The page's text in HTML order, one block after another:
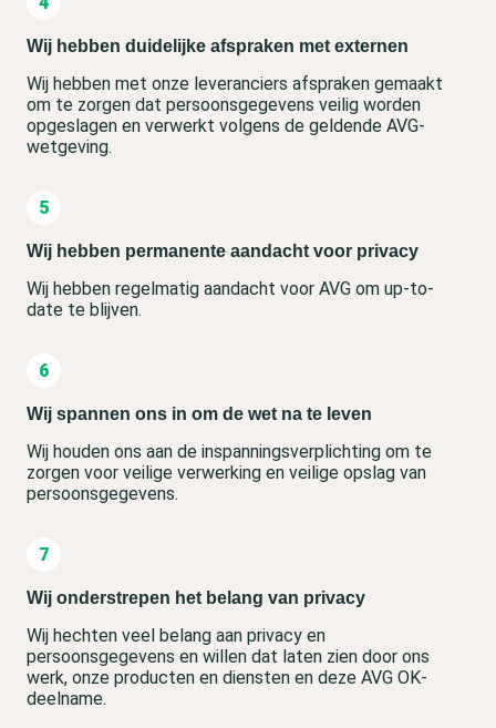
Wij hebben duidelijke afspraken met externen
Wij hebben met onze leveranciers afspraken gemaakt
om te zorgen dat persoonsgegevens veilig worden
opgeslagen en verwerkt volgens de geldende AVG-
wetgeving.
Wij hebben permanente aandacht voor privacy
Wij hebben regelmatig aandacht voor AVG om up-to-
date te blijven.
Wij spannen ons in om de wet na te leven
Wij houden ons aan de inspanningsverplichting om te
zorgen voor veilige verwerking en veilige opslag van
persoonsgegevens.
Wij onderstrepen het belang van privacy
Wij hechten veel belang aan privacy en
persoonsgegevens en willen dat laten zien door ons
werk, onze producten en diensten en deze AVG OK-
deelname.